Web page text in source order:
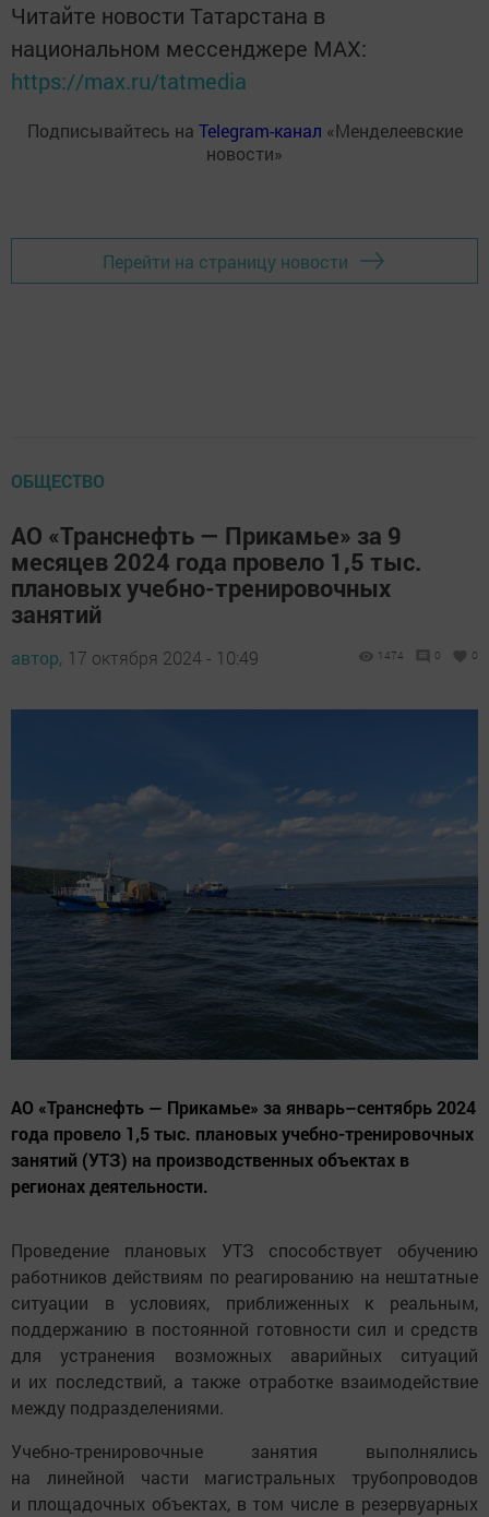
Читайте новости Татарстана в
национальном мессенджере MАХ:
https://max.ru/tatmedia
Подписывайтесь на Telegram-канал «Менделеевские
новости»
Перейти на страницу новости
ОБЩЕСТВО
АО «Транснефть — Прикамье» за 9
месяцев 2024 года провело 1,5 тыс.
плановых учебно-тренировочных
занятий
автор, 17 октября 2024 - 10:49 1474 0 0
АО «Транснефть — Прикамье» за январь–сентябрь 2024
года провело 1,5 тыс. плановых учебно-тренировочных
занятий (УТЗ) на производственных объектах в
регионах деятельности.
Проведение плановых УТЗ способствует обучению
работников действиям по реагированию на нештатные
ситуации в условиях, приближенных к реальным,
поддержанию в постоянной готовности сил и средств
для устранения возможных аварийных ситуаций
и их последствий, а также отработке взаимодействие
между подразделениями.
Учебно-тренировочные занятия выполнялись
на линейной части магистральных трубопроводов
и площадочных объектах, в том числе в резервуарных